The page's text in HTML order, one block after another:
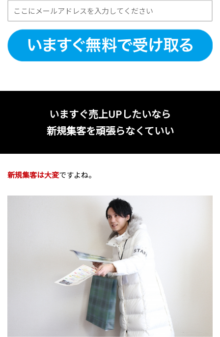
いますぐ売上UPしたいなら
新規集客を頑張らなくていい
新規集客は大変ですよね。